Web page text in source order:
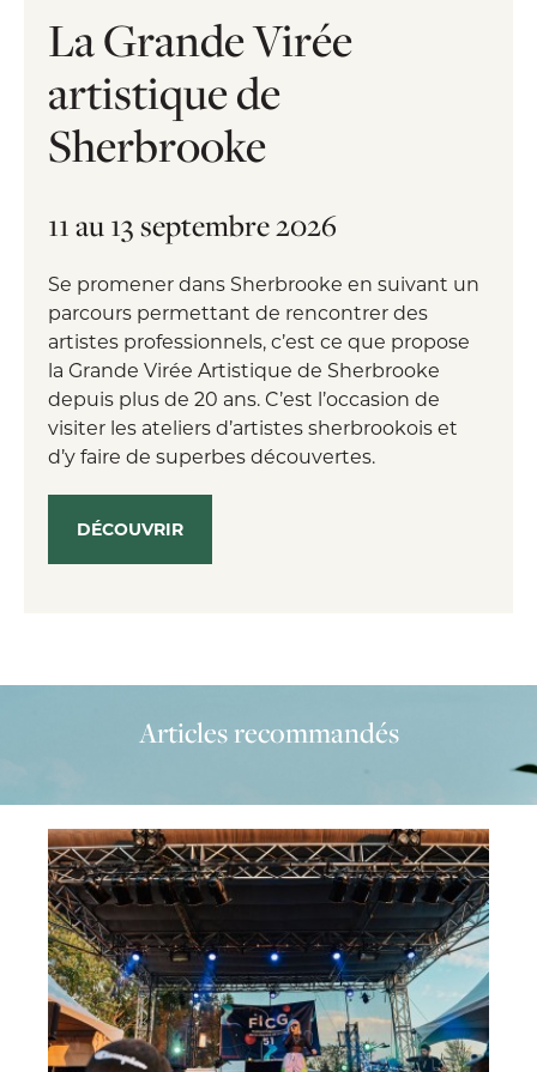
La Grande Virée
artistique de
Sherbrooke
11 au 13 septembre 2026
Se promener dans Sherbrooke en suivant un
parcours permettant de rencontrer des
artistes professionnels, c’est ce que propose
la Grande Virée Artistique de Sherbrooke
depuis plus de 20 ans. C’est l’occasion de
visiter les ateliers d’artistes sherbrookois et
d’y faire de superbes découvertes.
DÉCOUVRIR
Articles recommandés